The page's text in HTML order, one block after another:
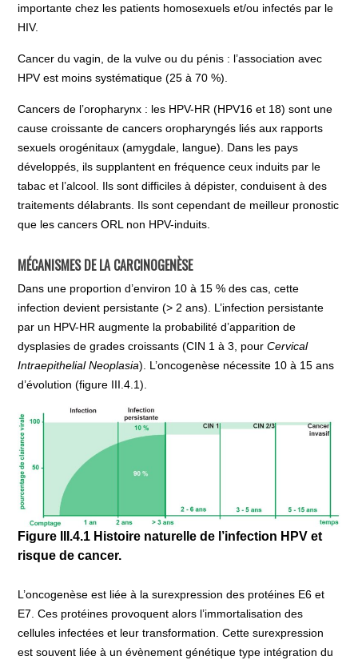
importante chez les patients homosexuels et/ou infectés par le
HIV.
Cancer du vagin, de la vulve ou du pénis : l’association avec
HPV est moins systématique (25 à 70 %).
Cancers de l’oropharynx : les HPV-HR (HPV16 et 18) sont une
cause croissante de cancers oropharyngés liés aux rapports
sexuels orogénitaux (amygdale, langue). Dans les pays
développés, ils supplantent en fréquence ceux induits par le
tabac et l’alcool. Ils sont difficiles à dépister, conduisent à des
traitements délabrants. Ils sont cependant de meilleur pronostic
que les cancers ORL non HPV-induits.
MÉCANISMES DE LA CARCINOGENÈSE
Dans une proportion d’environ 10 à 15 % des cas, cette
infection devient persistante (> 2 ans). L’infection persistante
par un HPV-HR augmente la probabilité d’apparition de
dysplasies de grades croissants (CIN 1 à 3, pourCervical
Intraepithelial Neoplasia). L’oncogenèse nécessite 10 à 15 ans
d’évolution (figure III.4.1).
Figure III.4.1 Histoire naturelle de l’infection HPV et
risque de cancer.
L’oncogenèse est liée à la surexpression des protéines E6 et
E7. Ces protéines provoquent alors l’immortalisation des
cellules infectées et leur transformation. Cette surexpression
est souvent liée à un évènement génétique type intégration du